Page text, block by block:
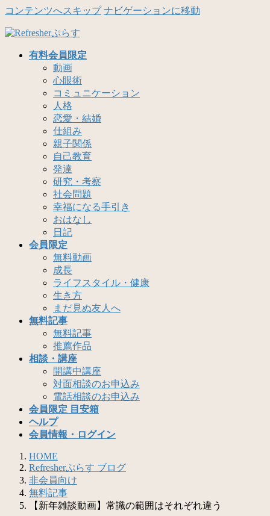
コンテンツへスキップ ナビゲーションに移動
有料会員限定
動画
心眼術
コミュニケーション
人格
恋愛・結婚
仕組み
親子関係
自己教育
発達
研究・考察
社会問題
幸福になる手引き
おはなし
日記
会員限定
無料動画
成長
ライフスタイル・健康
生き方
まだ見ぬ友人へ
無料記事
無料記事
推薦作品
相談・講座
開講中講座
対面相談のお申込み
電話相談のお申込み
会員限定 目安箱
ヘルプ
会員情報・ログイン
HOME
Refresherぷらす ブログ
非会員向け
無料記事
【新年雑談動画】常識の範囲はそれぞれ違う